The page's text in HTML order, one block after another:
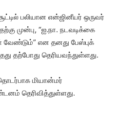
பலியான என்ஜினீயர் ஒருவர்
முன்பு, “ஐ.நா. நடவடிக்கை
என தனது பேஸ்புக்
தற்போது தெரியவந்துள்ளது.
மியான்மர்
தெரிவித்துள்ளது.